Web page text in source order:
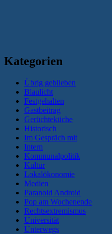
Kategorien
Übrig geblieben
Blaulicht
Festgehalten
Gastbeitrag
Gerüchteküche
Historisch
Im Gespräch mit
Intern
Kommunalpolitik
Kultur
Lokalökonomie
Medien
Paranoid Android
Pop am Wochenende
Rechtsextremismus
Universität
Unterwegs